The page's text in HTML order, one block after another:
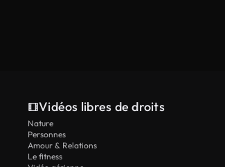
Vidéos libres de droits
Nature
Personnes
Amour & Relations
Le fitness